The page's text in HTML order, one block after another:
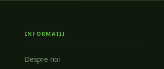
INFORMAȚII
Despre noi